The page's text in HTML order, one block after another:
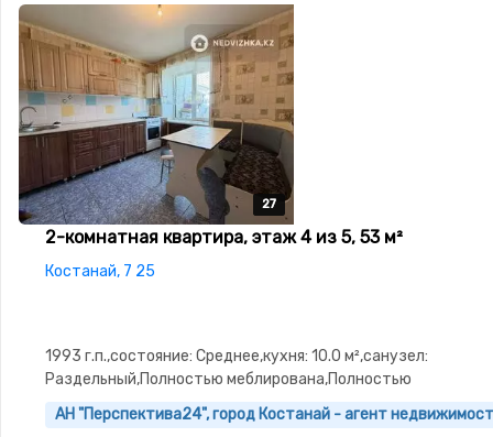
27
27
27
27
27
2-комнатная квартира, этаж 4 из 5, 53 м²
Костанай, 7 25
1993 г.п.,состояние: Среднее,кухня: 10.0 м²,санузел:
Раздельный,Полностью меблирована,Полностью
меблирована,Пластиковые
изолированы,Тихий двор,Кондиционер
АН "Перспектива24", город Костанай - агент